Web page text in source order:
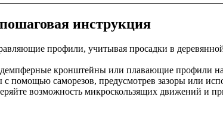
инструкция
профили, учитывая просадки в
демпферные кронштейны или плавающие профили на
с помощью саморезов, предусмотрев зазоры или
возможность микроскользящих движений и